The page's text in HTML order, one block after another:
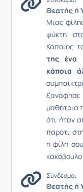
Θεατής ή
Μιας
ψύκτη
Κάποιος
της ένα
κάποια
μαθήτρια
ότι ήταν
παρότι
η φίλη
Σύνδεσμοι
Θεατής ή